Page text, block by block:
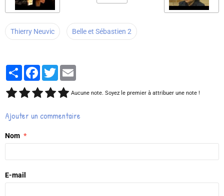
Thierry Neuvic Belle et Sébastien 2
PartagerFacebook
Twitter
Aucune note. Soyez le premier à attribuer une note !
Ajouter un commentaire
Nom
E-mail